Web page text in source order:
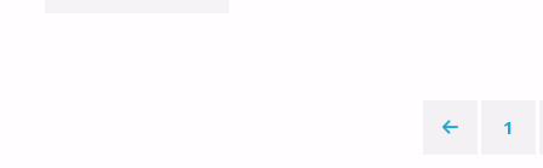
1